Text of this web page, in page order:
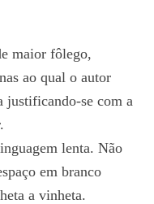
maior fôlego,
ao qual o autor
justificando-se com a
lenta. Não
em branco
a vinheta.